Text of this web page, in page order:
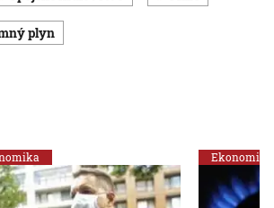
plyn
Ekonomika